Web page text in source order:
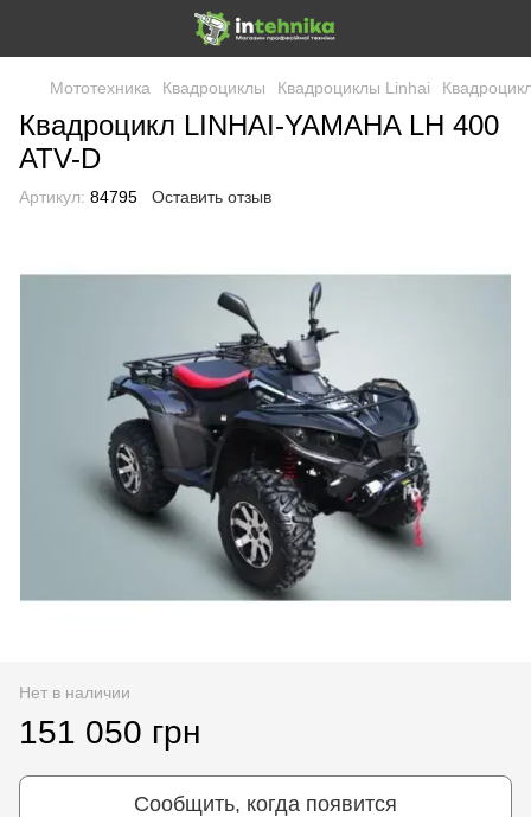
Мототехника Квадроциклы Квадроциклы Linhai
Квадроцикл LINHAI-YAMAHA LH 400
ATV-D
Артикул: 84795 Оставить отзыв
Нет в наличии
151 050 грн
Сообщить, когда появится